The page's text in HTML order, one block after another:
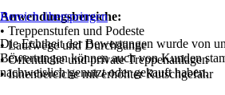
Anwendungsbereiche:
• Treppenstufen und Podeste
• Laufwege und Durchgänge
• Öffentliche und private Treppenanlagen
• Innenbereiche mit erhöhter Rutschgefahr
Bereich überspringen
Die Echtheit der Bewertungen wurde von
Bewertungen können auch von Kunden
nachweislich genutzt oder gekauft haben.